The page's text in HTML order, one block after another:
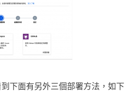
下面有另外三個部署方法，如下